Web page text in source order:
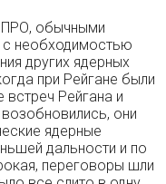
ПРО, обычными
с необходимостью
других ядерных
при Рейгане были
Рейгана и
они
ядерные
дальности и по
переговоры шли